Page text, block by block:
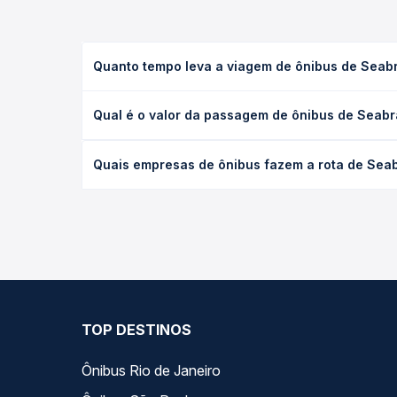
Quanto tempo leva a viagem de ônibus de
e as condições de tráfego. Na Quero Passagem
Qual é o valor da passagem de ônibus de
e a antecedência da compra. Na Quero
Quais empresas de ônibus fazem a rota de
TOP DESTINOS
Ônibus Rio de Janeiro